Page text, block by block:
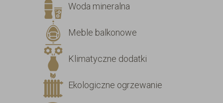
Woda mineralna
Meble balkonowe
Klimatyczne dodatki
Ekologiczne ogrzewanie